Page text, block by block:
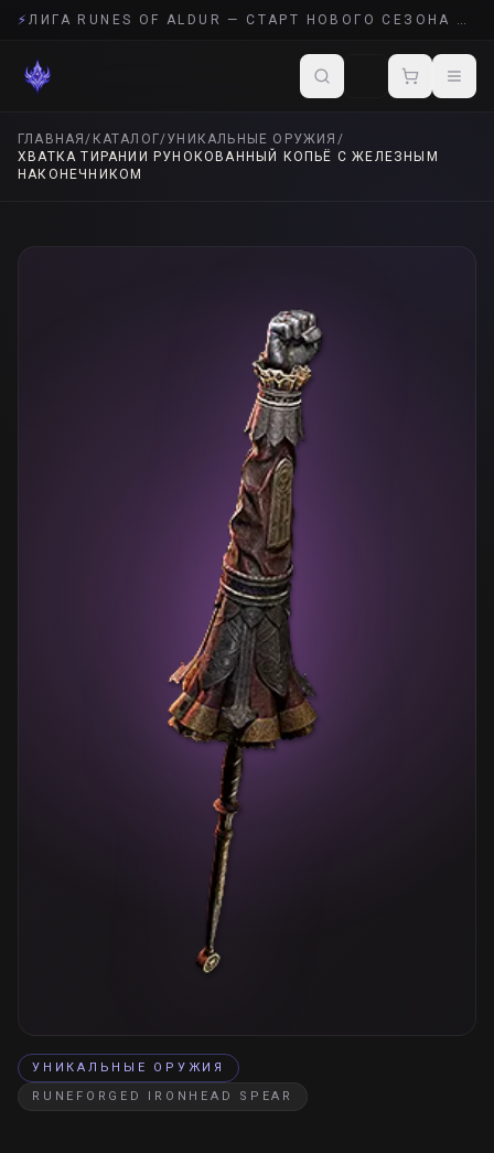
⚡ ЛИГА RUNES OF ALDUR — СТАРТ НОВОГО СЕЗОНА POE 2
ГЛАВНАЯ/ КАТАЛОГ/УНИКАЛЬНЫЕ ОРУЖИЯ /
ХВАТКА ТИРАНИИ РУНОКОВАННЫЙ КОПЬЁ С ЖЕЛЕЗНЫМ
НАКОНЕЧНИКОМ
УНИКАЛЬНЫЕ ОРУЖИЯ
RUNEFORGED IRONHEAD SPEAR